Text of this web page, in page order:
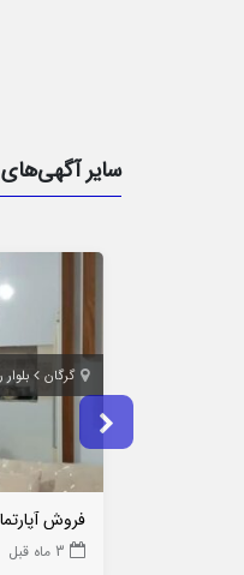
سایر آگهی‌های
گرگان
فروش آپارتمان ۸۷ متری بلوار
3 ماه قبل